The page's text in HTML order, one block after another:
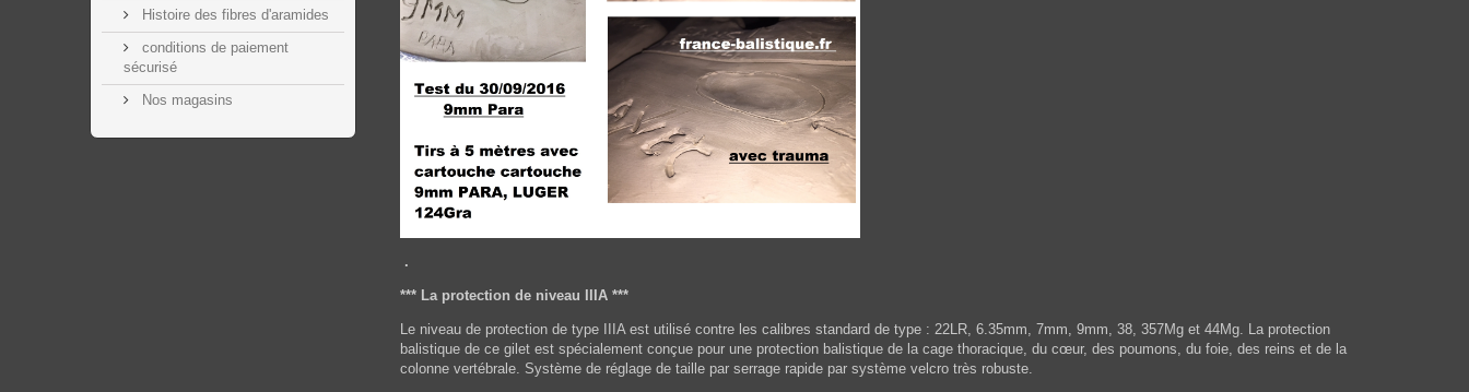
Histoire des fibres d'aramides
conditions de paiement
sécurisé
Nos magasins
.
*** La protection de niveau IIIA ***
Le niveau de protection de type IIIA est utilisé contre les calibres standard de type : 22LR, 6.35mm, 7mm, 9mm, 38, 357Mg et 44Mg. La protection
balistique de ce gilet est spécialement conçue pour une protection balistique de la cage thoracique, du cœur, des poumons, du foie, des reins et de la
colonne vertébrale. Système de réglage de taille par serrage rapide par système velcro très robuste.